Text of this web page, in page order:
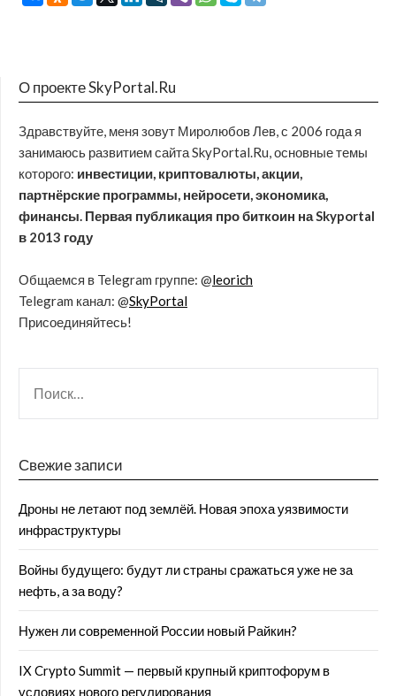
О проекте SkyPortal.Ru
Здравствуйте, меня зовут Миролюбов Лев, с 2006 года я
занимаюсь развитием сайта SkyPortal.Ru, основные темы
которого: инвестиции, криптовалюты, акции,
партнёрские программы, нейросети, экономика,
финансы. Первая публикация про биткоин на Skyportal
в 2013 году
Общаемся в Telegram группе: @leorich
Telegram канал: @SkyPortal
Присоединяйтесь!
Свежие записи
Дроны не летают под землёй. Новая эпоха уязвимости
инфраструктуры
Войны будущего: будут ли страны сражаться уже не за
нефть, а за воду?
Нужен ли современной России новый Райкин?
IX Crypto Summit — первый крупный криптофорум в
условиях нового регулирования